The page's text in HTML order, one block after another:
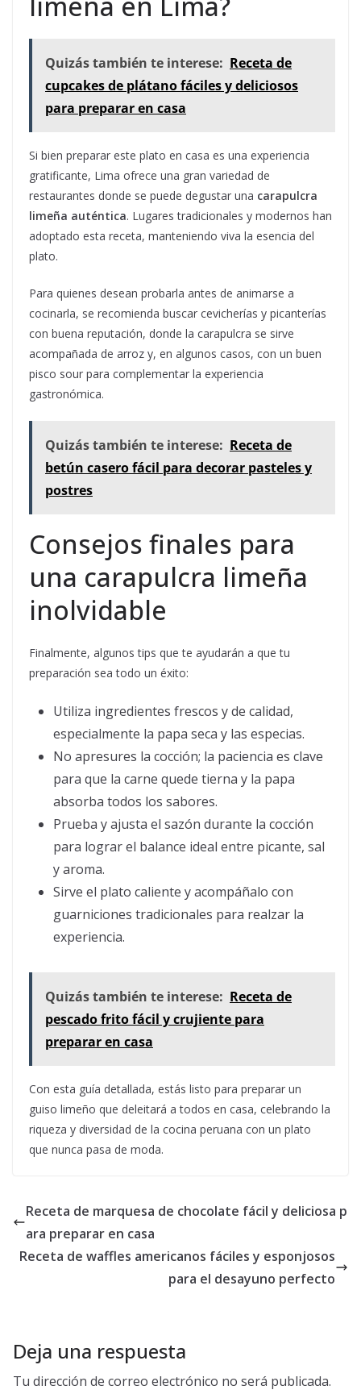
Quizás también te interese: Receta de
cupcakes de plátano fáciles y deliciosos
para preparar en casa
Si bien preparar este plato en casa es una experiencia
gratificante, Lima ofrece una gran variedad de
restaurantes donde se puede degustar una carapulcra
limeña auténtica. Lugares tradicionales y modernos han
adoptado esta receta, manteniendo viva la esencia del
plato.
Para quienes desean probarla antes de animarse a
cocinarla, se recomienda buscar cevicherías y picanterías
con buena reputación, donde la carapulcra se sirve
acompañada de arroz y, en algunos casos, con un buen
pisco sour para complementar la experiencia
gastronómica.
Quizás también te interese: Receta de
betún casero fácil para decorar pasteles y
postres
Consejos finales para
una carapulcra limeña
inolvidable
Finalmente, algunos tips que te ayudarán a que tu
preparación sea todo un éxito:
Utiliza ingredientes frescos y de calidad,
especialmente la papa seca y las especias.
No apresures la cocción; la paciencia es clave
para que la carne quede tierna y la papa
absorba todos los sabores.
Prueba y ajusta el sazón durante la cocción
para lograr el balance ideal entre picante, sal
y aroma.
Sirve el plato caliente y acompáñalo con
guarniciones tradicionales para realzar la
experiencia.
Quizás también te interese: Receta de
pescado frito fácil y crujiente para
preparar en casa
Con esta guía detallada, estás listo para preparar un
guiso limeño que deleitará a todos en casa, celebrando la
riqueza y diversidad de la cocina peruana con un plato
que nunca pasa de moda.
Receta de marquesa de chocolate fácil y deliciosa p
ara preparar en casa
Receta de waffles americanos fáciles y esponjosos
para el desayuno perfecto
Deja una respuesta
Tu dirección de correo electrónico no será publicada.